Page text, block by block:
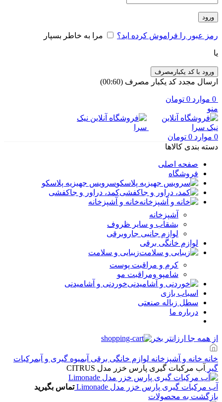
ورود
رمز عبور را فراموش کرده اید؟ مرا به خاطر بسپار
یا
ورود با کد یکبارمصرف
ارسال مجدد کد یکبار مصرف (00:
60
)
0 موارد 0 تومان
منو
0 موارد 0 تومان
دسته بندی کالاها
صفحه اصلی
فروشگاه
سرویس جهیزیه پلاسکو
کمد، دراور و جاکفشی
خانه و آشپزخانه
آشپزخانه
بشقاب و سایر ظروف
لوازم جانبی جاروبرقی
لوازم خانگی برقی
زیبایی و سلامت
کرم و مراقبت پوست
شامپو ومراقبت مو
خوردنی و آشامیدنی
اسباب بازی
سطل زباله صنعتی
درباره ما
از همه جا ارزانتر بخر
خانه خانه و آشپزخانه لوازم خانگی برقی آبمیوه گیری و آبمرکبات
گیر
آب مرکبات گیری پارس خزر مدل CITRUS
آب مرکبات گیری پارس خزر مدل Limonade
تماس بگیرید
بازگشت به محصولات